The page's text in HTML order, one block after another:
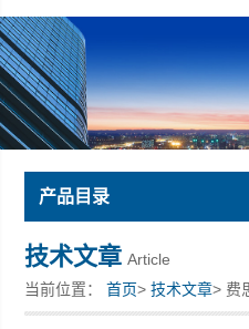
产品目录
技术文章 Article
当前位置：首页>技术文章> 费